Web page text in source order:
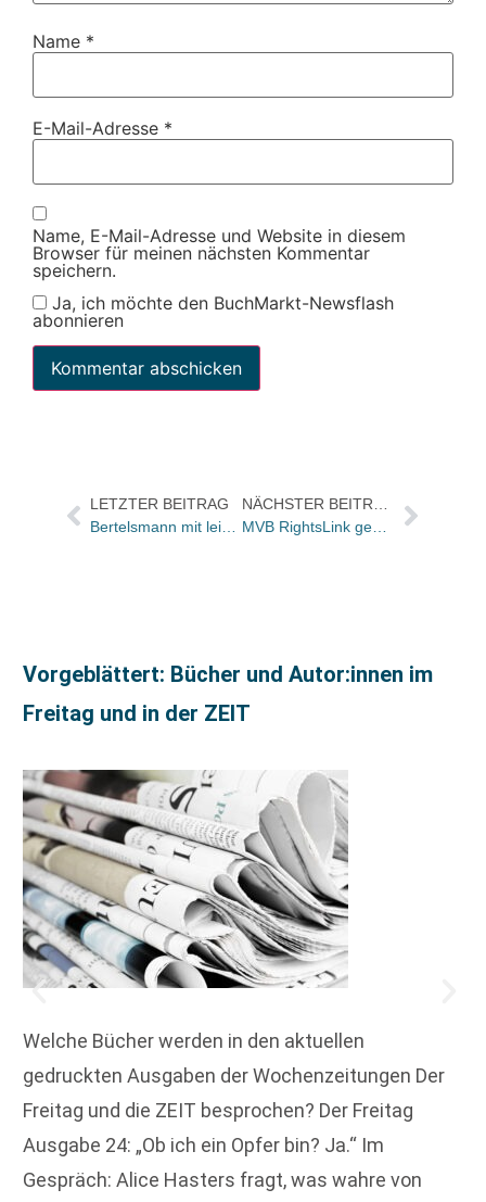
Name *
E-Mail-Adresse *
Name, E-Mail-Adresse und Website in diesem
Browser für meinen nächsten Kommentar
speichern.
Ja, ich möchte den BuchMarkt-Newsflash
abonnieren
LETZTER BEITRAG
Bertelsmann mit leichtem Umsatzwachstum 2011 / Vorläufige Zahlen veröffentlicht
Vorgeblättert: Bücher und Autor:innen im
Freitag und in der ZEIT
Welche Bücher werden in den aktuellen
gedruckten Ausgaben der Wochenzeitungen Der
Freitag und die ZEIT besprochen? Der Freitag
Ausgabe 24: „Ob ich ein Opfer bin? Ja.“ Im
Gespräch: Alice Hasters fragt, was wahre von